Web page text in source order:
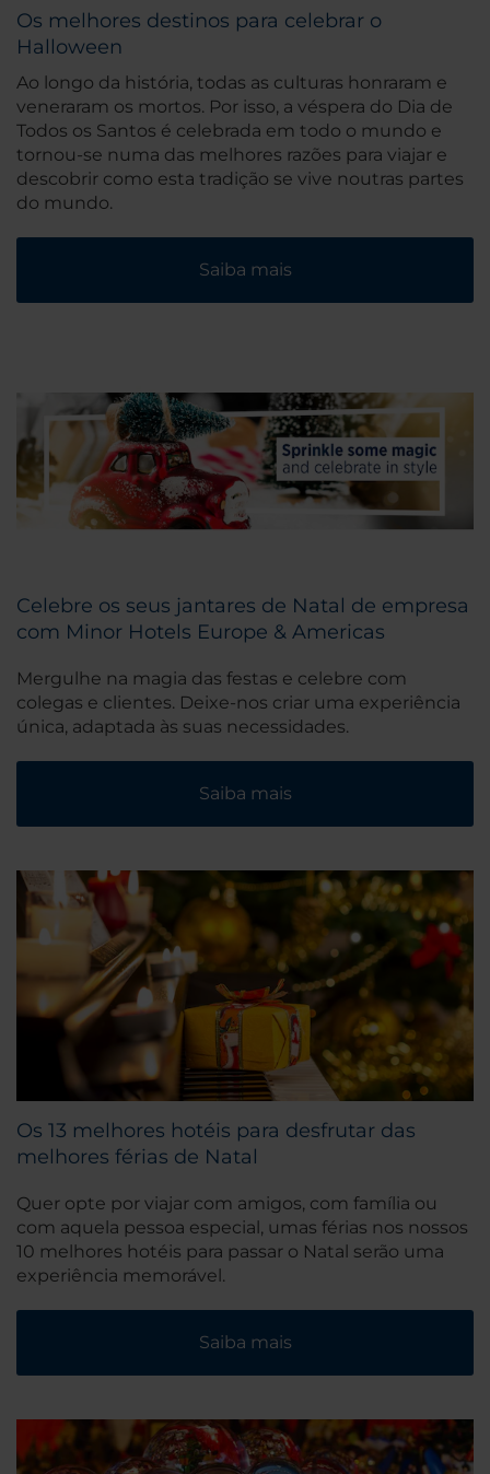
Os melhores destinos para celebrar o
Halloween
Ao longo da história, todas as culturas honraram e
veneraram os mortos. Por isso, a véspera do Dia de
Todos os Santos é celebrada em todo o mundo e
tornou-se numa das melhores razões para viajar e
descobrir como esta tradição se vive noutras partes
do mundo.
Saiba mais
Celebre os seus jantares de Natal de empresa
com Minor Hotels Europe & Americas
Mergulhe na magia das festas e celebre com
colegas e clientes. Deixe-nos criar uma experiência
única, adaptada às suas necessidades.
Saiba mais
Os 13 melhores hotéis para desfrutar das
melhores férias de Natal
Quer opte por viajar com amigos, com família ou
com aquela pessoa especial, umas férias nos nossos
10 melhores hotéis para passar o Natal serão uma
experiência memorável.
Saiba mais